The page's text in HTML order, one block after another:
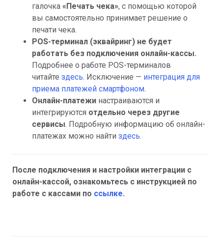
галочка «Печать чека», с помощью которой
вы самостоятельно принимает решение о
печати чека.
POS-терминал (эквайринг) не будет
работать без подключения онлайн-кассы.
Подробнее о работе POS-терминалов
читайте здесь. Исключение — интеграция для
приема платежей смартфоном.
Онлайн-платежи настраиваются и
интегрируются отдельно через другие
сервисы. Подробную информацию об онлайн-
платежах можно найти здесь.
После подключения и настройки интеграции с
онлайн-кассой, ознакомьтесь с инструкцией по
работе с кассами по ссылке.